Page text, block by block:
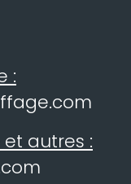
:
autres :